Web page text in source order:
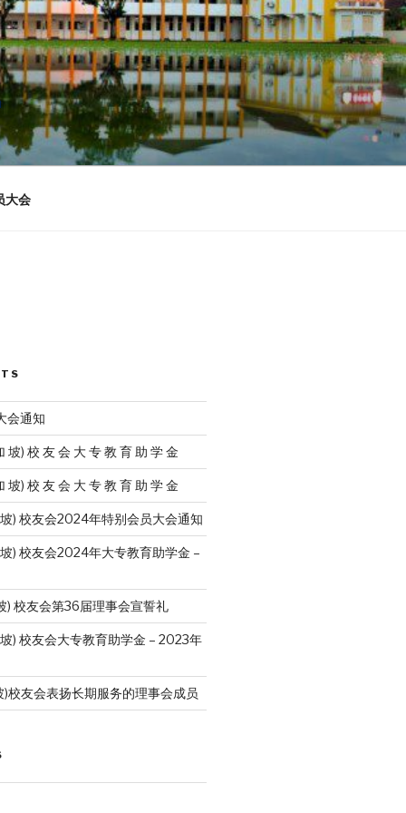
大会
会通知
坡) 校 友 会 大 专 教 育 助 学 金
坡) 校 友 会 大 专 教 育 助 学 金
) 校友会2024年特别会员大会通知
) 校友会2024年大专教育助学金 –
) 校友会第36届理事会宣誓礼
) 校友会大专教育助学金 – 2023年
校友会表扬长期服务的理事会成员